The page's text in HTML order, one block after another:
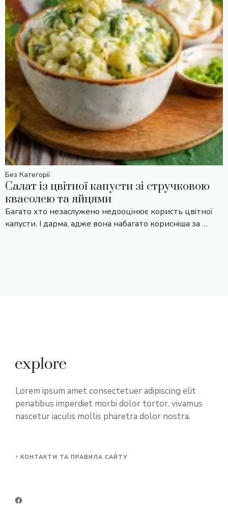
Без Категорії
Салат із цвітної капусти зі стручковою
квасолею та яйцями
Багато хто незаслужено недооцінює користь цвітної
капусти. І дарма, адже вона набагато корисніша за …
Lorem ipsum amet consectetuer adipiscing elit
penatibus imperdiet morbi dolor tortor. vivamus
nascetur iaculis mollis pharetra dolor nostra.
КОНТАКТИ ТА ПРАВИЛА САЙТУ